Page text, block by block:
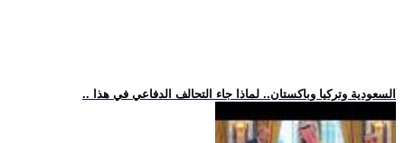
.. السعودية وتركيا وباكستان.. لماذا جاء التحالف الدفاعي في هذا